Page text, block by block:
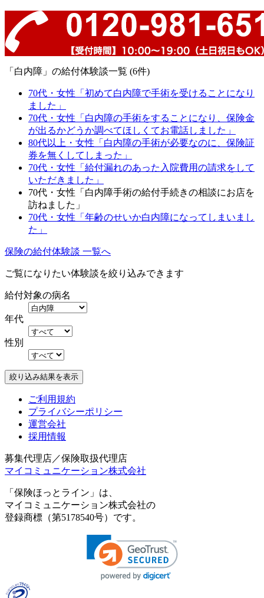
「白内障」の給付体験談一覧 (6件)
70代・女性「初めて白内障で手術を受けることになり
ました」
70代・女性「白内障の手術をすることになり、保険金
が出るかどうか調べてほしくてお電話しました」
80代以上・女性「白内障の手術が必要なのに、保険証
券を無くしてしまった」
70代・女性「給付漏れのあった入院費用の請求をして
いただきました」
70代・女性「白内障手術の給付手続きの相談にお店を
訪ねました」
70代・女性「年齢のせいか白内障になってしまいまし
た」
保険の給付体験談 一覧へ
ご覧になりたい体験談を絞り込みできます
給付対象の病名
年代
性別
ご利用規約
プライバシーポリシー
運営会社
採用情報
募集代理店／保険取扱代理店
マイコミュニケーション株式会社
「保険ほっとライン」は、
マイコミュニケーション株式会社の
登録商標（第5178540号）です。